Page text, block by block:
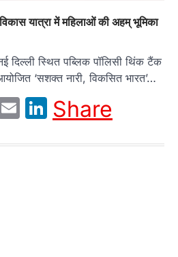
यात्रा में महिलाओं की अहम् भूमिका
दिल्ली स्थित पब्लिक पॉलिसी थिंक टैंक
‘सशक्त नारी, विकसित भारत’…
EmailLinkedIn
Share